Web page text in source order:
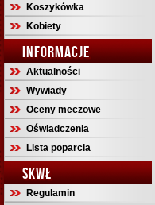
Koszykówka
Kobiety
INFORMACJE
Aktualności
Wywiady
Oceny meczowe
Oświadczenia
Lista poparcia
SKWŁ
Regulamin